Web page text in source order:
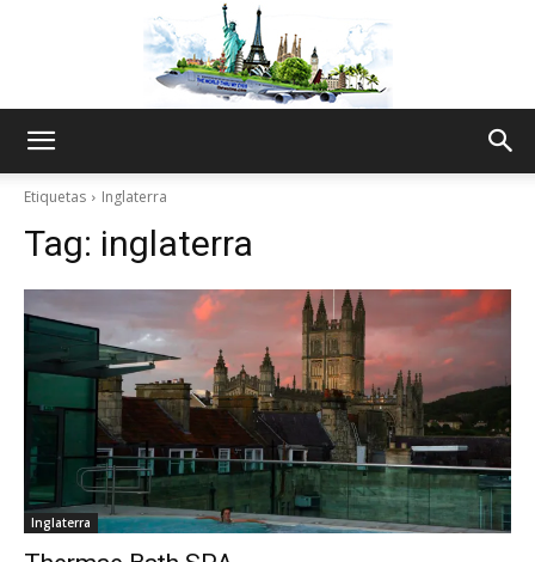
Thru
My
Etiquetas Inglaterra
Tag: inglaterra
Inglaterra